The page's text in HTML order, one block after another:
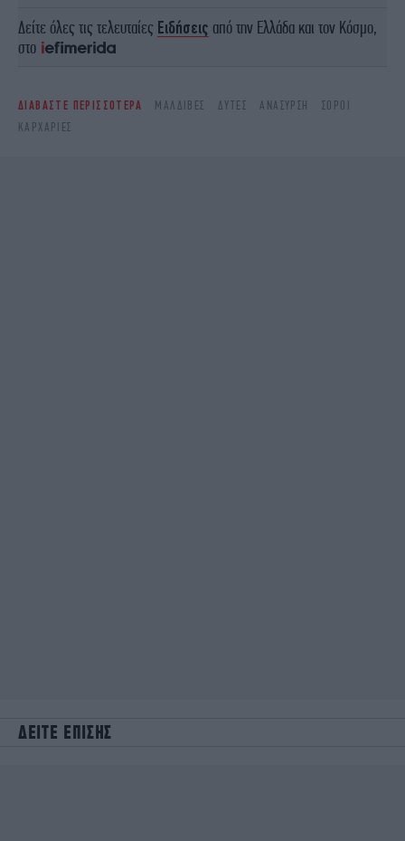
Δείτε όλες τις τελευταίες Ειδήσεις από την Ελλάδα και τον Κόσμο,
στο
ΔΙΑΒΑΣΤΕ ΠΕΡΙΣΣΟΤΕΡΑ ΜΑΛΔΊΒΕΣ ΔΎΤΕΣ ΑΝΆΣΥΡΣΗ
ΣΟΡΟΊ
ΚΑΡΧΑΡΊΕΣ
ΔΕΙΤΕ ΕΠΙΣΗΣ